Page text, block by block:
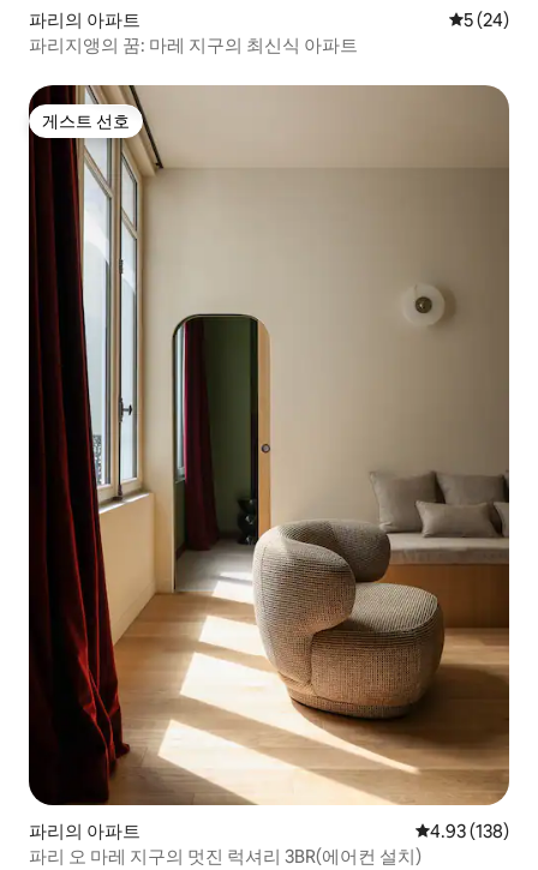
파리의 아파트 평점 5점(5
5 (24)
파리지앵의 꿈: 마레 지구의 최신식 아파트
게스트 선호
게스트 선호
파리의 아파트 평점 4.93점(5
4.93 (138)
파리 오 마레 지구의 멋진 럭셔리 3BR(에어컨 설치)